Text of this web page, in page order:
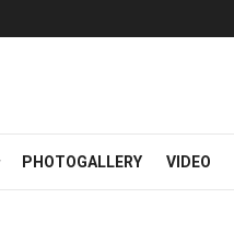
PHOTOGALLERY VIDEO